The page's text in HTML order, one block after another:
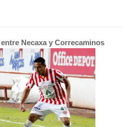
Necaxa y Correcaminos